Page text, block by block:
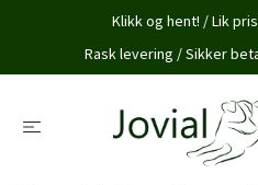
Klikk og hent! / Lik
Rask levering / Sikker